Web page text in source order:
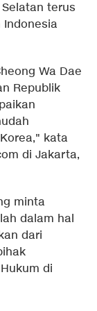
terus
Wa Dae
Republik
kata
di Jakarta,
minta
dalam hal
dari
di